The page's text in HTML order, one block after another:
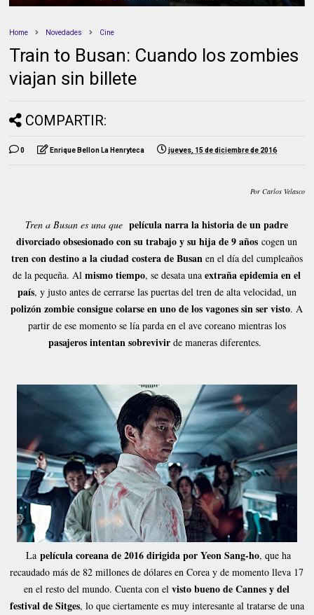
Home Novedades Cine
Train to Busan: Cuando los zombies
viajan sin billete
COMPARTIR:
0 Enrique Bellon La Henryteca jueves, 15 de diciembre de 2016
Por Carlos Velasco
Tren a Busan es una quepelícula narra la historia de un padre
divorciado obsesionado con su trabajo y su hija de 9 años cogen un
tren con destino a la ciudad costera de Busanen el día del cumpleaños
de la pequeña. Almismo tiempo, se desata una extraña epidemia en el
país, y justo antes de cerrarse las puertas del tren de alta velocidad, un
polizón zombie consigue colarse en uno de los vagones sin ser visto. A
partir de ese momento se lía parda en el ave coreano mientras los
pasajeros intentan sobrevivir de maneras diferentes.
Lapelícula coreana de 2016 dirigida por Yeon Sang-ho, que ha
recaudado más de 82 millones de dólares en Corea y de momento lleva 17
en el resto del mundo. Cuenta con elvisto bueno de Cannes y del
festival de Sitges, lo que ciertamente es muy interesante al tratarse de una